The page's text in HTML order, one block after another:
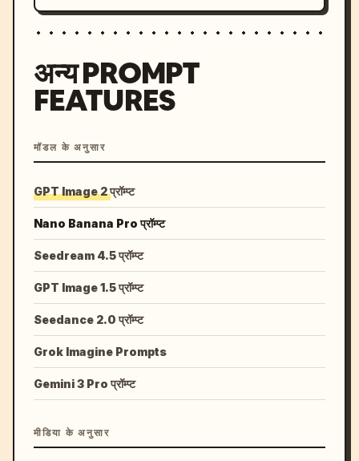
अन्य PROMPT
FEATURES
मॉडल के अनुसार
GPT Image 2 प्रॉम्प्ट
Nano Banana Pro प्रॉम्प्ट
Seedream 4.5 प्रॉम्प्ट
GPT Image 1.5 प्रॉम्प्ट
Seedance 2.0 प्रॉम्प्ट
Grok Imagine Prompts
Gemini 3 Pro प्रॉम्प्ट
मीडिया के अनुसार